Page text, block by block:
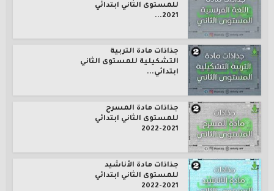
للمستوى الثاني ابتدائي
2021...
جذاذات مادة التربية
التشكيلية للمستوى الثاني
ابتدائي...
جذاذات مادة المسرح
للمستوى الثاني ابتدائي
2021-2022
جذاذات مادة الأناشيد
للمستوى الثاني ابتدائي
2021-2022